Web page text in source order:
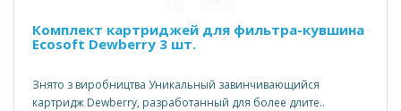
Комплект картриджей для фильтра-кувшина
Ecosoft Dewberry 3 шт.
Знято з виробництва Уникальный завинчивающийся
картридж Dewberry, разработанный для более длите..